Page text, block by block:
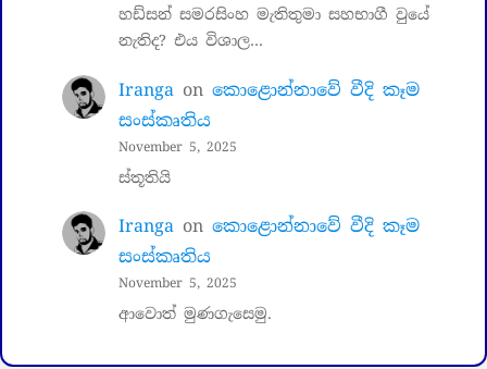
හඩ්සන් සමරසිංහ මැතිතුමා සහභාගී වුයේ
නැතිද? එය විශාල…
Iranga on කොළොන්නාවේ වීදි කෑම
සංස්කෘතිය
November 5, 2025
ස්තූතියි
Iranga on කොළොන්නාවේ වීදි කෑම
සංස්කෘතිය
November 5, 2025
ආවොත් මුණගැසෙමු.